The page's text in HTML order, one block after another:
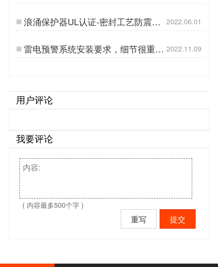
术精心绘制--易造防雷…
浪涌保护器UL认证-密封工艺防震防
潮耐高温…
2022.06.01
雷电预警系统安装要求，细节很重
要！【易造防雷】…
2022.11.09
用户评论
我要评论
( 内容最多500个字 )
重写 提交